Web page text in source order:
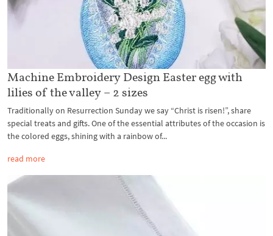
Machine Embroidery Design Easter egg with
lilies of the valley – 2 sizes
Traditionally on Resurrection Sunday we say “Christ is risen!”, share
special treats and gifts. One of the essential attributes of the occasion is
the colored eggs, shining with a rainbow of...
read more